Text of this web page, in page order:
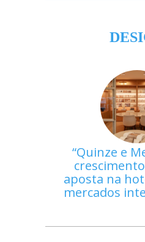
Quinze e
aposta na
mercados